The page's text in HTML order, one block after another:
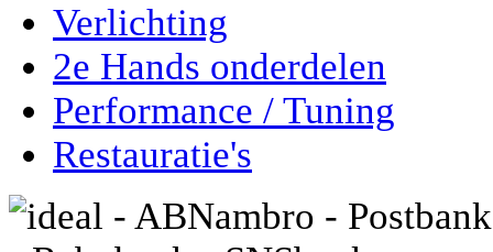
Verlichting
2e Hands onderdelen
Performance / Tuning
Restauratie's